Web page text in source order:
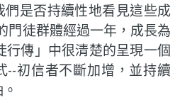
們是否持續性地看見這些成
門徒群體經過一年，成長為
行傳」中很清楚的呈現一個
--初信者不斷加增，並持續